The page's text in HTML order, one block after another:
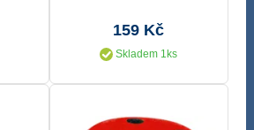
159 Kč
Skladem 1ks